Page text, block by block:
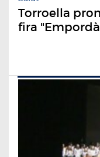
Torroella
fira